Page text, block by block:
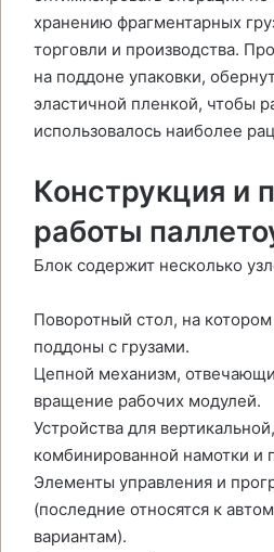
хранению фрагментарных
торговли и производства.
на поддоне упаковки,
эластичной пленкой, чтобы
использовалось наиболее
Конструкция и
работы
Блок содержит несколько
Поворотный стол, на
поддоны с грузами.
Цепной механизм,
вращение рабочих модулей.
Устройства для
комбинированной намотки и
Элементы управления и
(последние относятся к
вариантам).